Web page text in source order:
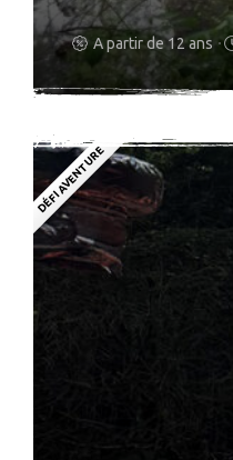
A partir de 12 ans
DÉFI AVENTURE